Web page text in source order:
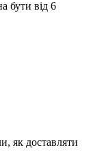
бути від 6
як доставляти